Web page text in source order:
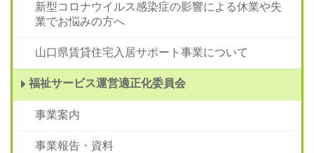
新型コロナウイルス感染症の影響による休業や失
業でお悩みの方へ
山口県賃貸住宅入居サポート事業について
福祉サービス運営適正化委員会
事業案内
事業報告・資料